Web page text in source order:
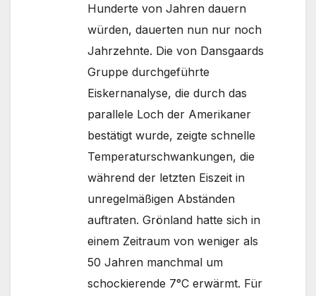
Hunderte von Jahren dauern
würden, dauerten nun nur noch
Jahrzehnte. Die von Dansgaards
Gruppe durchgeführte
Eiskernanalyse, die durch das
parallele Loch der Amerikaner
bestätigt wurde, zeigte schnelle
Temperaturschwankungen, die
während der letzten Eiszeit in
unregelmäßigen Abständen
auftraten. Grönland hatte sich in
einem Zeitraum von weniger als
50 Jahren manchmal um
schockierende 7°C erwärmt. Für